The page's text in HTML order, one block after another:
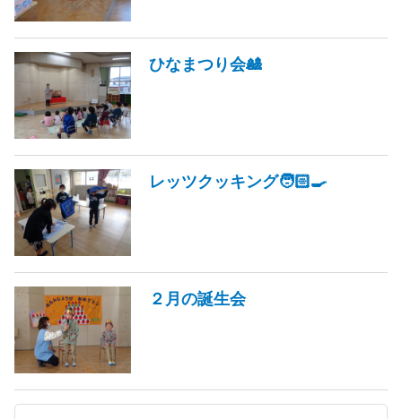
ひなまつり会🎎
レッツクッキング🧑🏻‍🍳
２月の誕生会